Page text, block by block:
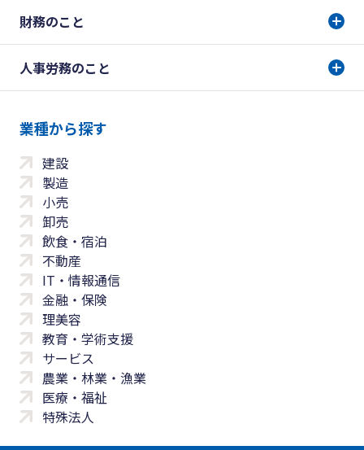
財務のこと
人事労務のこと
業種から探す
建設
製造
小売
卸売
飲食・宿泊
不動産
IT・情報通信
金融・保険
理美容
教育・学術支援
サービス
農業・林業・漁業
医療・福祉
特殊法人